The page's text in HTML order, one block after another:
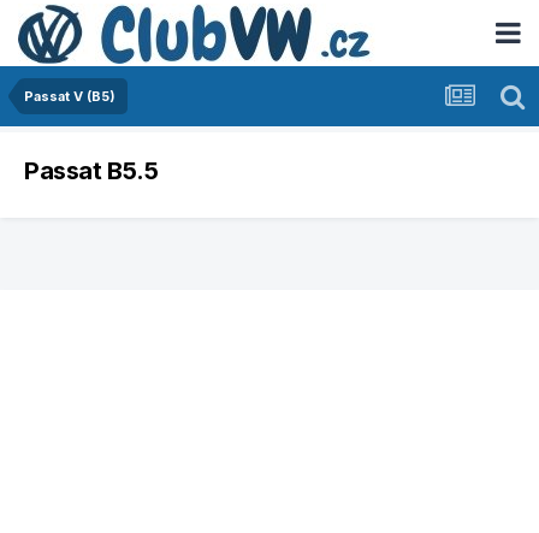
Passat V (B5)
Passat B5.5